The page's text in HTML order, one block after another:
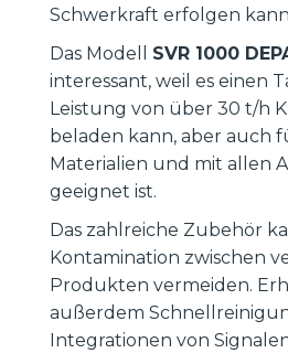
Schwerkraft erfolgen
Das Modell SVR 1000
interessant, weil es einen
Leistung von über 30 t/h
beladen kann, aber auch
Materialien und mit allen
geeignet ist.
Das zahlreiche Zubehör
Kontamination zwischen
Produkten vermeiden.
außerdem
Integrationen von